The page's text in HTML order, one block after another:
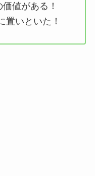
値がある！
置いといた！